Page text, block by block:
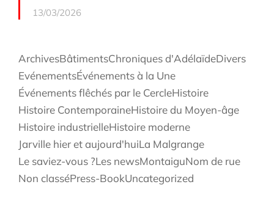
13/03/2026
ArchivesBâtimentsChroniques d'AdélaïdeDivers
EvénementsÉvénements à la Une
Événements flêchés par le CercleHistoire
Histoire ContemporaineHistoire du Moyen-âge
Histoire industrielleHistoire moderne
Jarville hier et aujourd'huiLa Malgrange
Le saviez-vous ?Les newsMontaiguNom de rue
Non classéPress-BookUncategorized